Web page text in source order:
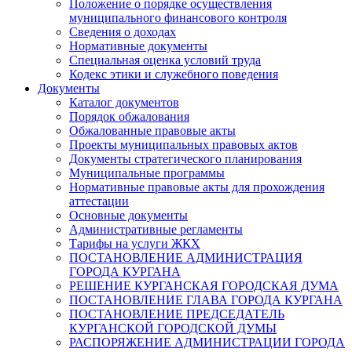
Положение о порядке осуществления
муниципального финансового контроля
Сведения о доходах
Нормативные документы
Специальная оценка условий труда
Кодекс этики и служебного поведения
Документы
Каталог документов
Порядок обжалования
Обжалованные правовые акты
Проекты муниципальных правовых актов
Документы стратегического планирования
Муниципальные программы
Нормативные правовые акты для прохождения
аттестации
Основные документы
Административные регламенты
Тарифы на услуги ЖКХ
ПОСТАНОВЛЕНИЕ АДМИНИСТРАЦИЯ
ГОРОДА КУРГАНА
РЕШЕНИЕ КУРГАНСКАЯ ГОРОДСКАЯ ДУМА
ПОСТАНОВЛЕНИЕ ГЛАВА ГОРОДА КУРГАНА
ПОСТАНОВЛЕНИЕ ПРЕДСЕДАТЕЛЬ
КУРГАНСКОЙ ГОРОДСКОЙ ДУМЫ
РАСПОРЯЖЕНИЕ АДМИНИСТРАЦИИ ГОРОДА